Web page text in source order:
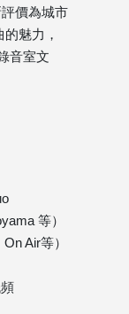
價為城市
魅力，
音室文
等）
Air等）